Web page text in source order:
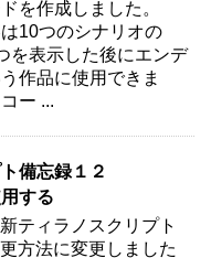
を作成しました。
10つのシナリオの
を表示した後にエンデ
作品に使用できま
ー ...
備忘録１２
する
ティラノスクリプト
方法に変更しました